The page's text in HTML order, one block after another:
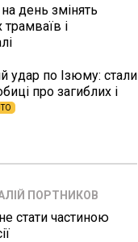
день змінять
і
удар по Ізюму: стали
про загиблих і
ПОРТНИКОВ
стати частиною